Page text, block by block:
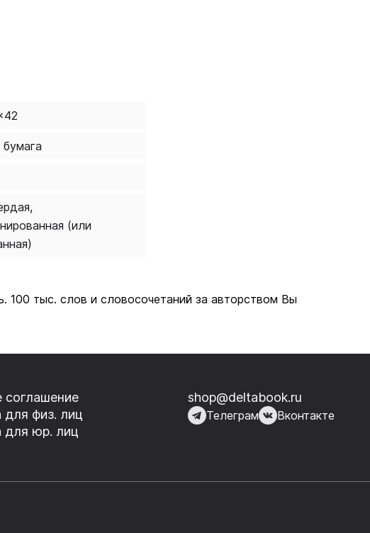
Н. Н.,
бумага
(или
100 тыс. слов и словосочетаний за авторством Вы
соглашение
для физ. лиц
для юр. лиц
shop@deltabook.ru
Телеграм Вконтакте